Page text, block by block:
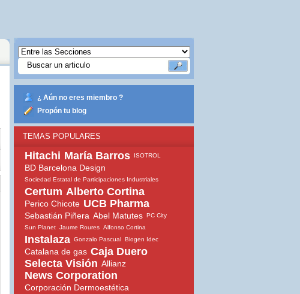
¿ Aún no eres miembro ?
Propón tu blog
TEMAS POPULARES
Hitachi María Barros ISOTROL
BD Barcelona Design
Sociedad Estatal de Participaciones Industriales
Certum Alberto Cortina
Perico Chicote UCB Pharma
Sebastián Piñera Abel Matutes PC City
Sun Planet Jaume Roures Alfonso Cortina
Instalaza Gonzalo Pascual Biogen Idec
Catalana de gas Caja Duero
Selecta Visión Allianz
News Corporation
Corporación Dermoestética